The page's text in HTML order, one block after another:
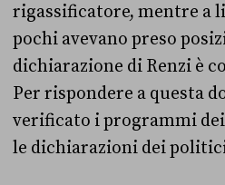
rigassificatore, mentre a
pochi avevano preso
dichiarazione di Renzi è
Per rispondere a questa
verificato i programmi
le dichiarazioni dei